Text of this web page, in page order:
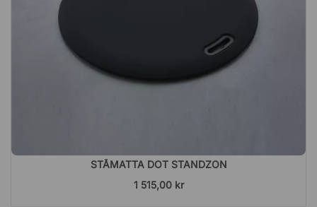
STÅMATTA DOT STANDZON
1 515,00 kr